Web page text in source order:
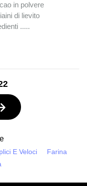
in polvere
di lievito
.....
E Veloci
Farina